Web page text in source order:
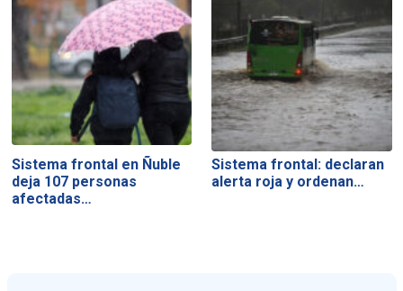
Sistema frontal en Ñuble
deja 107 personas
afectadas…
Sistema frontal: declaran
alerta roja y ordenan…